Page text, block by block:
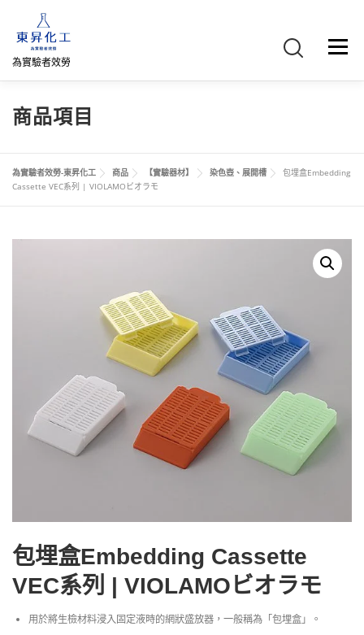
為實驗者效勞
選單
首頁 關於我們
網路商店 直購專區 詢價車、購物車/會員
商品項目
為實驗者效勞-東昇化工 商品 【實驗器材】 染色壺、展開槽
包埋盒Embedding
Cassette VEC系列 | VIOLAMOビオラモ
包埋盒Embedding Cassette
VEC系列 | VIOLAMOビオラモ
用於將生檢材料浸入固定液時的網狀盛放器，一般稱為「包埋盒」。